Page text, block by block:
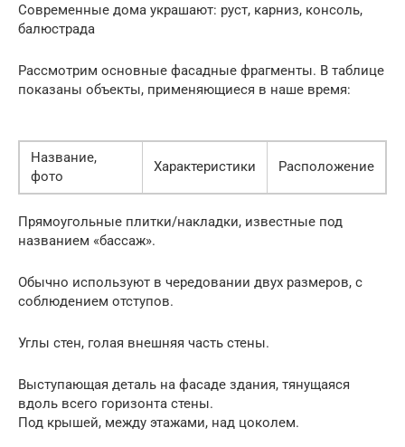
Современные дома украшают: руст, карниз, консоль,
балюстрада
Рассмотрим основные фасадные фрагменты. В таблице
показаны объекты, применяющиеся в наше время:
Название,
фото
Характеристики Расположение
Прямоугольные плитки/накладки, известные под
названием «бассаж».
Обычно используют в чередовании двух размеров, с
соблюдением отступов.
Углы стен, голая внешняя часть стены.
Выступающая деталь на фасаде здания, тянущаяся
вдоль всего горизонта стены.
Под крышей, между этажами, над цоколем.